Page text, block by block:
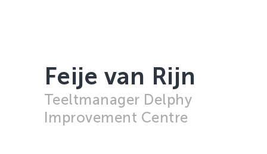
Glasgroenten
Glastuinbouw
Sierteelt
Feije van Rijn
Teeltmanager Delphy
Improvement Centre